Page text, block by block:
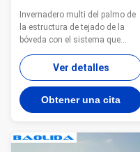
tejado de la bóveda con el
sistema que sombrea
interior
Invernadero multi del palmo de
la estructura de tejado de la
bóveda con el sistema que
sombrea interior El producto
describe: Coseche más y
prolongue su estación de
crecimiento construyendo su
propio invernadero multispan y
usando nuestros marcos
Tenemos muchos estilos ...
Ver detalles
Obtener una cita